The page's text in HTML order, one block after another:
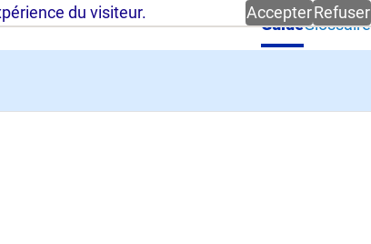
du visiteur. Accepter Refuser
GuideGlossaire